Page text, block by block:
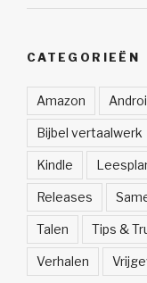
CATEGORIEËN
Amazon
Bijbel vertaalwerk
Kindle
Releases
Talen Tips &
Verhalen